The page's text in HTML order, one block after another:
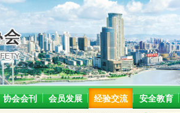
协会会刊 会员发展 经验交流 安全教育